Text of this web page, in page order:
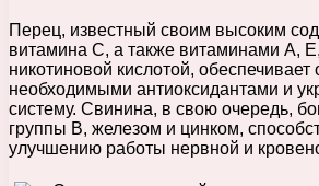
Перец, известный своим высоким
витамина С, а также витаминами А,
никотиновой кислотой, обеспечивает
необходимыми антиоксидантами и
систему. Свинина, в свою очередь,
группы В, железом и цинком,
улучшению работы нервной и